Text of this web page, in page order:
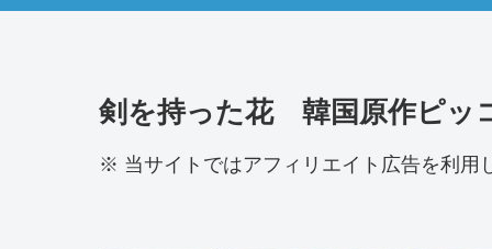
剣を持った花 韓国原作ピッ
※ 当サイトではアフィリエイト広告を利用